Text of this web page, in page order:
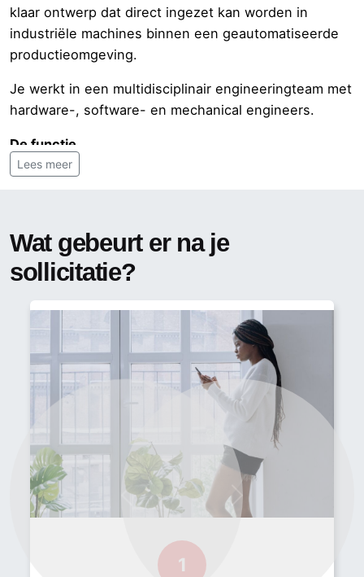
klaar ontwerp dat direct ingezet kan worden in
industriële machines binnen een geautomatiseerde
productieomgeving.
Je werkt in een multidisciplinair engineeringteam met
hardware-, software- en mechanical engineers.
De functie
Vertalen van elektrische schema’s naar complete
testopstellingen
Component placement, routing en optimalisatie
Opstellen van volledige productiedocumentatie
(Gerber, BOM, assembly files)
Meewerken in het volledige traject: concept →
design → prototype → test → release
Ondersteunen bij validatie en eerste prototype
Meedenken over maakbaarheid, betrouwbaarheid
en design optimalisatie
Werken aan meerdere projecten tegelijk binnen
een dynamische engineeringomgeving
Lees meer
Wat gebeurt er na je
sollicitatie?
1
Previous Next